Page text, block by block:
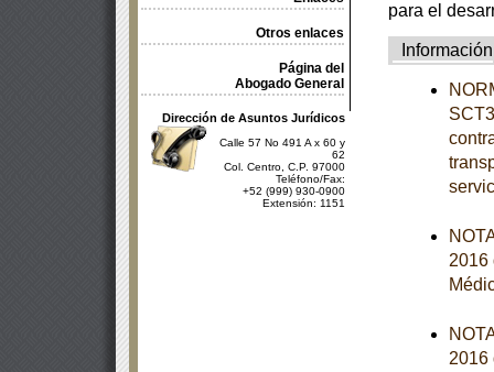
Otros enlaces
Página del
Abogado General
Dirección de Asuntos Jurídicos
Calle 57 No 491 A x 60 y
62
Col. Centro, C.P. 97000
Teléfono/Fax:
+52 (999) 930-0900
Extensión: 1151
para el
Información
2016
2016